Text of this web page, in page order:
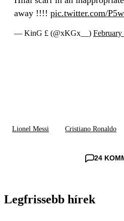
away !!!! pic.twitter.com/
— KinG £ (@xKGx__) February
Lionel Messi Cristiano Ronaldo
24
Legfrissebb hírek